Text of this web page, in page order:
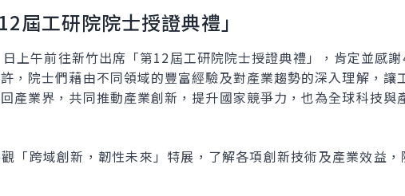
屆工研院院士授證典禮」
上午前往新竹出席「第12屆工研院院士授證典禮」，肯定並感
，院士們藉由不同領域的豐富經驗及對產業趨勢的深入理解，讓
產業界，共同推動產業創新，提升國家競爭力，也為全球科技與
「跨域創新，韌性未來」特展，了解各項創新技術及產業效益